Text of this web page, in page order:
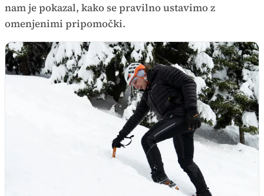
nam je pokazal, kako se pravilno ustavimo z
omenjenimi pripomočki.